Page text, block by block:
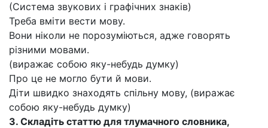
(Система звукових і графічних знаків)
Треба вміти вести мову.
Вони ніколи не порозуміються, адже говорять
різними мовами.
(виражає собою яку-небудь думку)
Про це не могло бути й мови.
Діти швидко знаходять спільну мову, (виражає
собою яку-небудь думку)
3. Складіть статтю для тлумачного словника,